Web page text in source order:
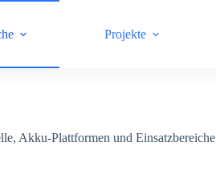
Projekte
Akku-Plattformen und Einsatzbereiche